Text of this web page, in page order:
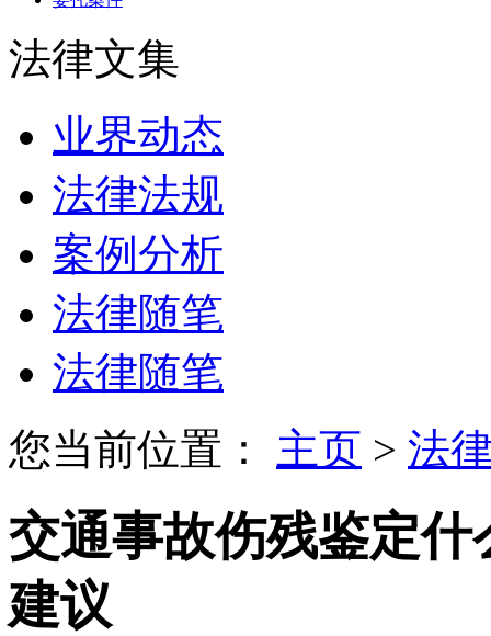
法律文集
业界动态
法律法规
案例分析
法律随笔
法律随笔
您当前位置： 主页 > 法
交通事故伤残鉴定
建议